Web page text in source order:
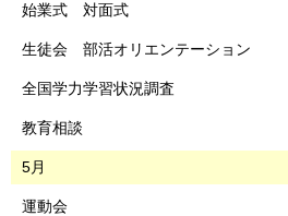
始業式 対面式
生徒会 部活オリエンテーション
全国学力学習状況調査
教育相談
5月
運動会